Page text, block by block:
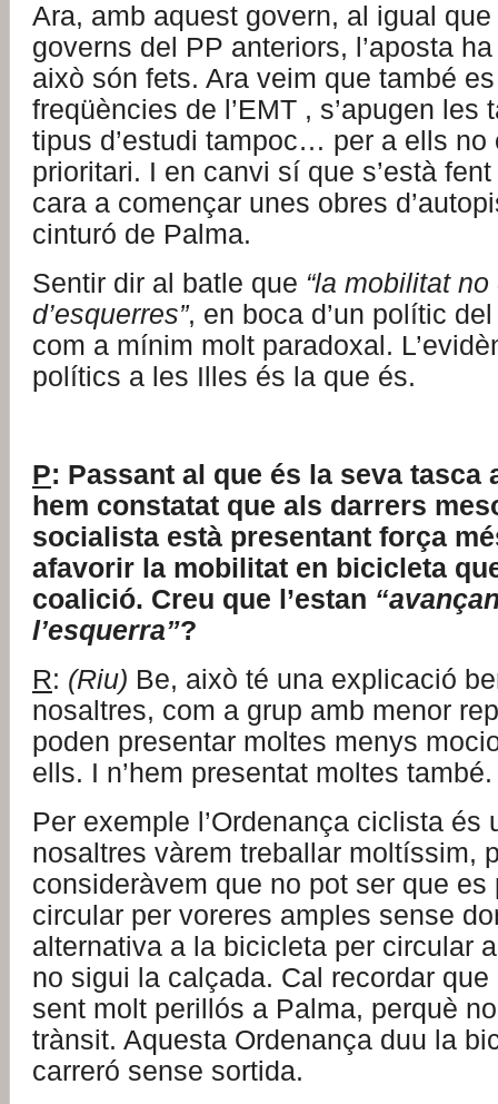
Ara, amb aquest govern, al igual
governs del PP anteriors, l’aposta
això són fets. Ara veim que també
freqüències de l’EMT , s’apugen les
tipus d’estudi tampoc… per a ells no
prioritari. I en canvi sí que s’està
cara a començar unes obres
cinturó de Palma.
Sentir dir al batle que “la mobilitat
d’esquerres”, en boca d’un polític
com a mínim molt paradoxal.
polítics a les Illes és la que és.
P: Passant al que és la seva tasca
hem constatat que als darrers
socialista està presentant força
afavorir la mobilitat en bicicleta
coalició. Creu que l’estan
l’esquerra”?
R: (Riu) Be, això té una explicació
nosaltres, com a grup amb menor
poden presentar moltes menys
ells. I n’hem presentat moltes també.
Per exemple l’Ordenança ciclista és
nosaltres vàrem treballar moltíssim,
consideràvem que no pot ser que es
circular per voreres amples sense
alternativa a la bicicleta per circular
no sigui la calçada. Cal recordar que
sent molt perillós a Palma, perquè
trànsit. Aquesta Ordenança duu la
carreró sense sortida.